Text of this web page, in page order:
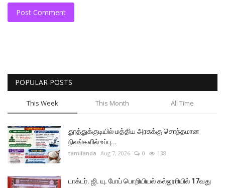
Post Comment
POPULAR POSTS
This Week This Month All Time
தூத்துக்குடியில் மத்திய அரசுக்கு சொந்தமான
நிலங்களில் உப்பு...
tamilanda Aug 7, 2026 0 138
டாக்டர். ஜி. யு. போப் பொறியியல் கல்லூரியில் 17வது